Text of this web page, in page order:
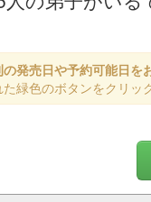
発売日や予約可能日を
緑色のボタンをクリッ